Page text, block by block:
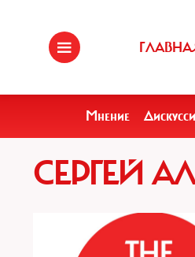
Мнение
СЕРГЕЙ